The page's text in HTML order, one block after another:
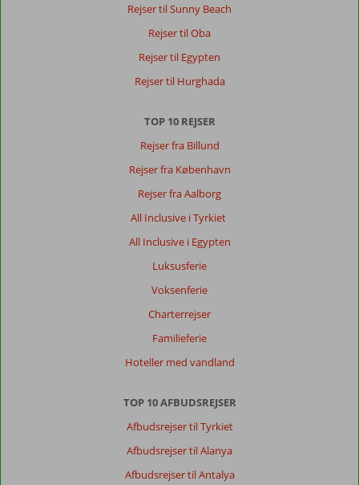
Rejser til Sunny Beach
Rejser til Oba
Rejser til Egypten
Rejser til Hurghada
TOP 10 REJSER
Rejser fra Billund
Rejser fra København
Rejser fra Aalborg
All Inclusive i Tyrkiet
All Inclusive i Egypten
Luksusferie
Voksenferie
Charterrejser
Familieferie
Hoteller med vandland
TOP 10 AFBUDSREJSER
Afbudsrejser til Tyrkiet
Afbudsrejser til Alanya
Afbudsrejser til Antalya